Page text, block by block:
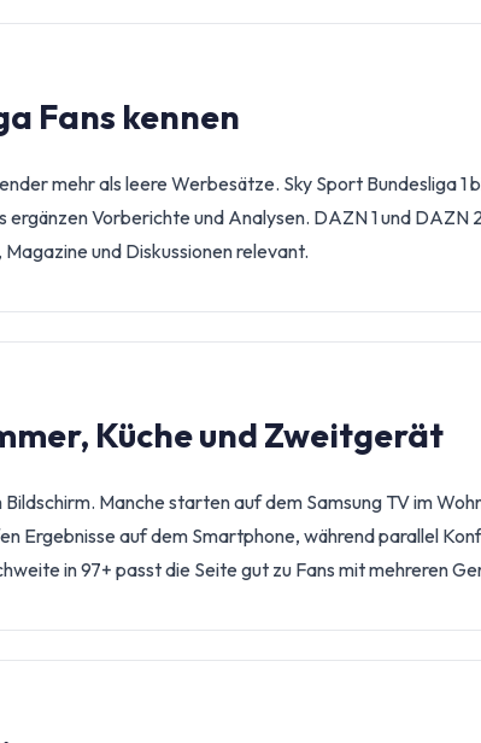
Fans kennen
mehr als leere Werbesätze. Sky Sport Bundesliga 1
ergänzen Vorberichte und Analysen. DAZN 1 und DAZN
und Diskussionen relevant.
Küche und Zweitgerät
Manche starten auf dem Samsung TV im
Ergebnisse auf dem Smartphone, während parallel
in 97+ passt die Seite gut zu Fans mit mehreren